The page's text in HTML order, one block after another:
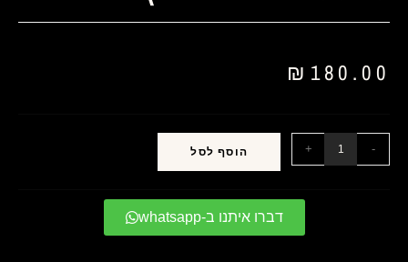
₪ 180.00
-
+ הוסף לסל
דברו איתנו ב-whatsapp